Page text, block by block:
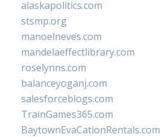
alaskapolitics.com
stsmp.org
manoelneves.com
mandelaeffectlibrary.com
roselynns.com
balanceyoganj.com
salesforceblogs.com
TrainGames365.com
BaytownEvaCationRentals.com